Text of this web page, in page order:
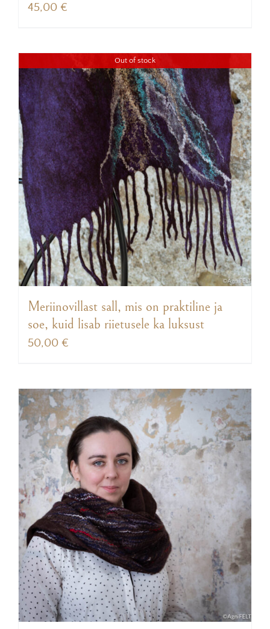
45,00 €
Out of stock
Meriinovillast sall, mis on praktiline ja
soe, kuid lisab riietusele ka luksust
50,00 €